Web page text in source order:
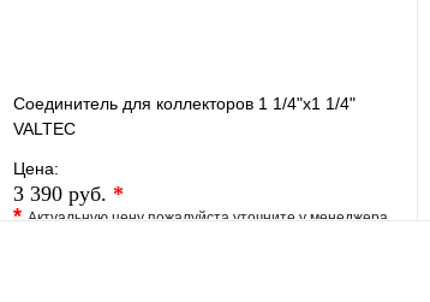
Соединитель для коллекторов 1 1/4"x1 1/4"
VALTEC
Цена:
3 390 руб. *
*Актуальную цену пожалуйста уточните у менеджера